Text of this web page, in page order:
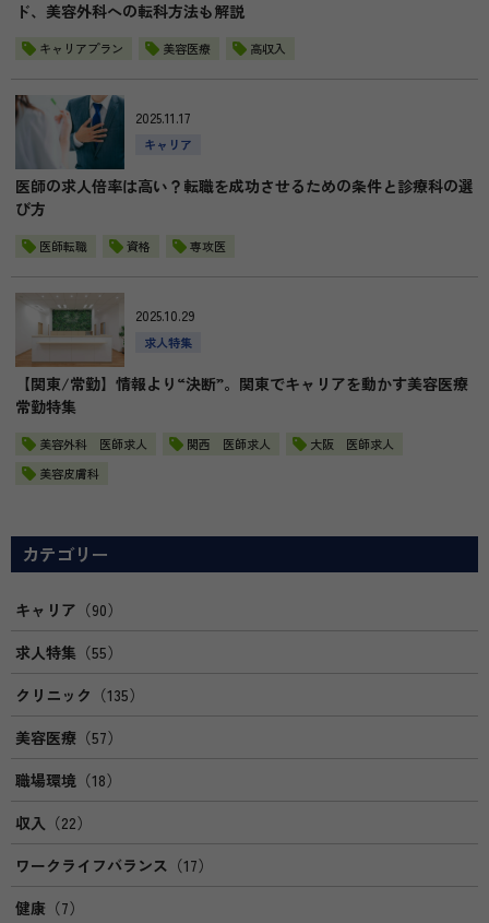
ド、美容外科への転科方法も解説
キャリアプラン 美容医療 高収入
2025.11.17
キャリア
医師の求人倍率は高い？転職を成功させるための条件と診療科の選
び方
医師転職 資格 専攻医
2025.10.29
求人特集
【関東/常勤】情報より“決断”。関東でキャリアを動かす美容医療
常勤特集
美容外科 医師求人 関西 医師求人
大阪 医師求人
美容皮膚科
カテゴリー
キャリア （90）
求人特集 （55）
クリニック （135）
美容医療 （57）
職場環境 （18）
収入 （22）
ワークライフバランス （17）
健康 （7）